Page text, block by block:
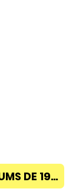
LES MEILLEURS ALBUMS DE 1968 à 2018